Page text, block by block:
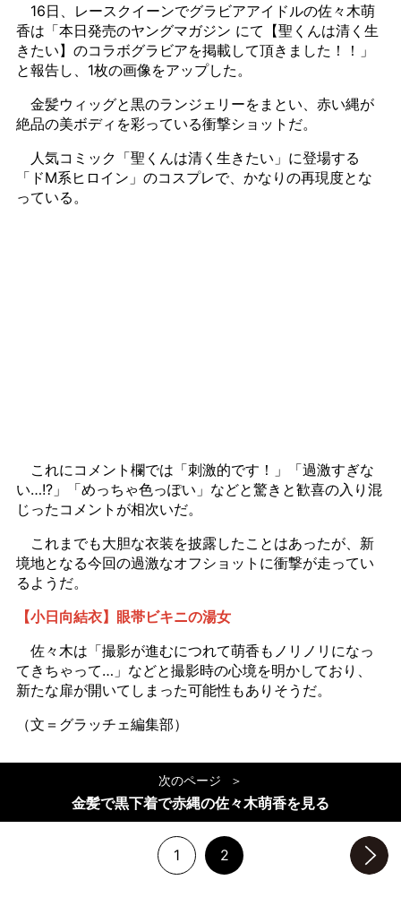
16日、レースクイーンでグラビアアイドルの佐々木萌
香は「本日発売のヤングマガジン にて【聖くんは清く生
きたい】のコラボグラビアを掲載して頂きました！！」
と報告し、1枚の画像をアップした。
金髪ウィッグと黒のランジェリーをまとい、赤い縄が
絶品の美ボディを彩っている衝撃ショットだ。
人気コミック「聖くんは清く生きたい」に登場する
「ドM系ヒロイン」のコスプレで、かなりの再現度とな
っている。
これにコメント欄では「刺激的です！」「過激すぎな
い…!?」「めっちゃ色っぽい」などと驚きと歓喜の入り混
じったコメントが相次いだ。
これまでも大胆な衣装を披露したことはあったが、新
境地となる今回の過激なオフショットに衝撃が走ってい
るようだ。
【小日向結衣】眼帯ビキニの湯女
佐々木は「撮影が進むにつれて萌香もノリノリになっ
てきちゃって…」などと撮影時の心境を明かしており、
新たな扉が開いてしまった可能性もありそうだ。
（文＝グラッチェ編集部）
次のページ
金髪で黒下着で赤縄の佐々木萌香を見る
1 2